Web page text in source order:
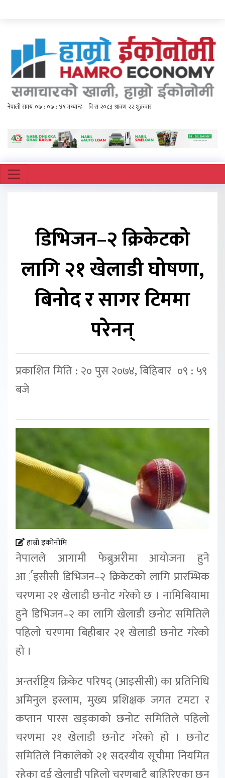
डिभिजन–२ क्रिकेटको
लागि २१ खेलाडी घोषणा,
बिनोद र सागर टिममा
परेनन्
प्रकाशित मिति : २० पुस २०७४, बिहिबार ०९ : ५९
बजे
हाम्रो इकोनोमि
नेपालले आगामी फेब्रुअरीमा आयोजना हुने
आर्इसीसी डिभिजन–२ क्रिकेटको लागि प्रारम्भिक
चरणमा २१ खेलाडी छनोट गरेको छ । नामिबियामा
हुने डिभिजन–२ का लागि खेलाडी छनोट समितिले
पहिलो चरणमा बिहीबार २१ खेलाडी छनोट गरेको
हो ।
अन्तर्राष्ट्रिय क्रिकेट परिषद् (आइसीसी) का प्रतिनिधि
अमिनुल इस्लाम, मुख्य प्रशिक्षक जगत टमटा र
कप्तान पारस खड्काको छनोट समितिले पहिलो
चरणमा २१ खेलाडी छनोट गरेको हो । छनोट
समितिले निकालेको २१ सदस्यीय सूचीमा नियमित